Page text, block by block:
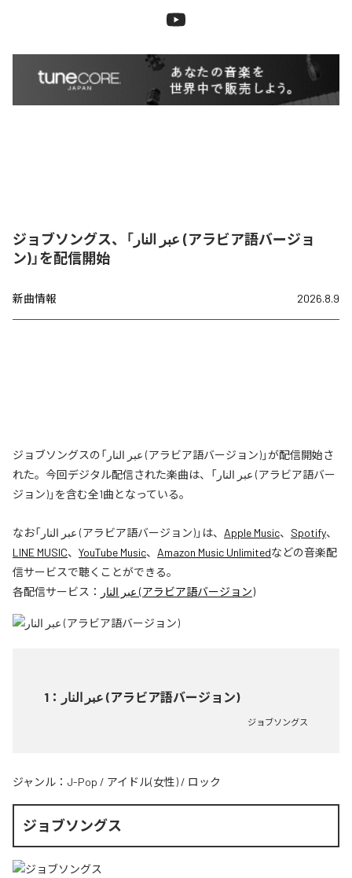
ジョブソングス、「عبر النار (アラビア語バージョ
ン)」を配信開始
新曲情報 2026.8.9
ジョブソングスの「عبر النار (アラビア語バージョン)」が配信開始さ
れた。今回デジタル配信された楽曲は、「عبر النار (アラビア語バー
ジョン)」を含む全1曲となっている。
なお「 عبر النار (アラビア語バージョン)」は、 Apple Music、 Spotify、
LINE MUSIC、 YouTube Music、 Amazon Music Unlimitedなどの音楽配
信サービスで聴くことができる。
各配信サービス：
عبر النار (アラビア語バージョン)
1 ： عبر النار (アラビア語バージョン)
ジョブソングス
ジャンル： J-Pop / アイドル(女性) / ロック
ジョブソングス